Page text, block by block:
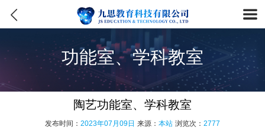
功能室、学科教室
陶艺功能室、学科教室
发布时间： 2023年07月09日 来源： 本站 浏览次： 2777